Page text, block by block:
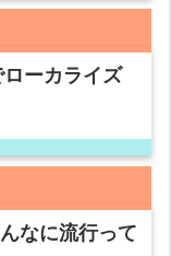
ーカライズ
なに流行って